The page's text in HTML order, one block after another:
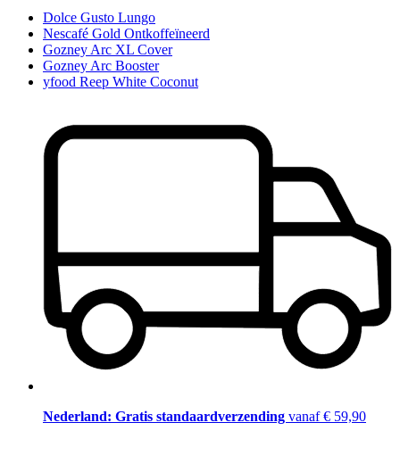
Dolce Gusto Lungo
Nescafé Gold Ontkoffeïneerd
Gozney Arc XL Cover
Gozney Arc Booster
yfood Reep White Coconut
Nederland: Gratis standaardverzending vanaf € 59,90